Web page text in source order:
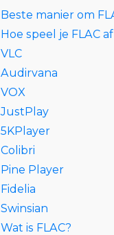
Beste manier om
Hoe speel je FLAC
VLC
Audirvana
VOX
JustPlay
5KPlayer
Colibri
Pine Player
Fidelia
Swinsian
Wat is FLAC?